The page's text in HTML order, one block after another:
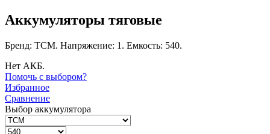
Аккумуляторы тяговые
Бренд: TCM. Напряжение: 1. Емкость: 540.
Нет АКБ.
Помочь с выбором?
Избранное
Сравнение
Выбор аккумулятора